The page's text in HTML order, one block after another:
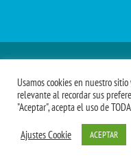
Menús Grupos 2023
Usamos cookies en nuestro
relevante al recordar sus
"Aceptar", acepta el uso de
Ajustes Cookie ACEPTAR